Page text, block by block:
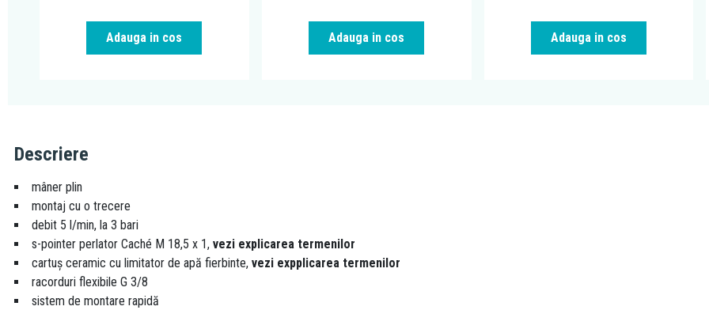
Adauga in cos Adauga in cos Adauga in cos
Descriere
mâner plin
montaj cu o trecere
debit 5 l/min, la 3 bari
s-pointer perlator Caché M 18,5 x 1, vezi explicarea termenilor
cartuş ceramic cu limitator de apă fierbinte, vezi expplicarea termenilor
racorduri flexibile G 3/8
sistem de montare rapidă